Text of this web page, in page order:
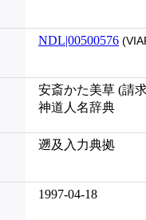
NDL|00500576
安斎かた美草 (請
神道人名辞典
遡及入力典拠
1997-04-18